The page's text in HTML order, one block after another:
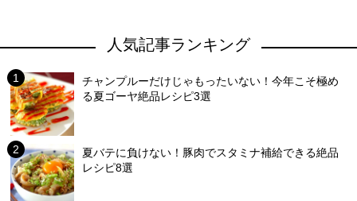
人気記事ランキング
チャンプルーだけじゃもったいない！今年こそ極め
る夏ゴーヤ絶品レシピ3選
夏バテに負けない！豚肉でスタミナ補給できる絶品
レシピ8選